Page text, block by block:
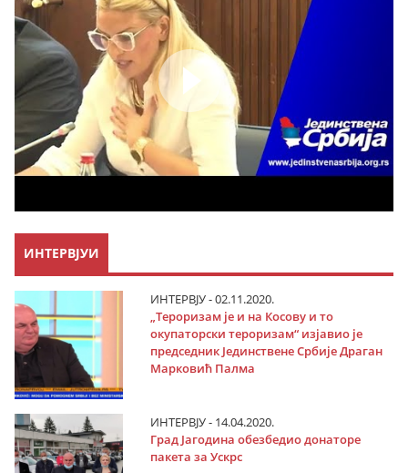
ИНТЕРВЈУИ
ИНТЕРВЈУ - 02.11.2020.
„Тероризам је и на Косову и то
окупаторски тероризам“ изјавио је
председник Јединствене Србије Драган
Марковић Палма
ИНТЕРВЈУ - 14.04.2020.
Град Јагодина обезбедио донаторе
пакета за Ускрс